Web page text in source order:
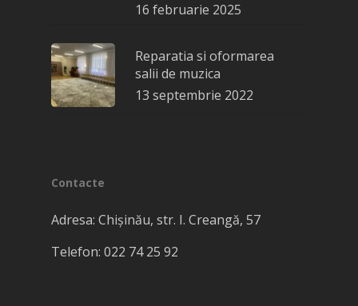
16 februarie 2025
Reparatia si oformarea
salii de muzica
13 septembrie 2022
Contacte
Adresa: Chișinău, str. I. Creangă, 57
Telefon: 022​ 74 25 92